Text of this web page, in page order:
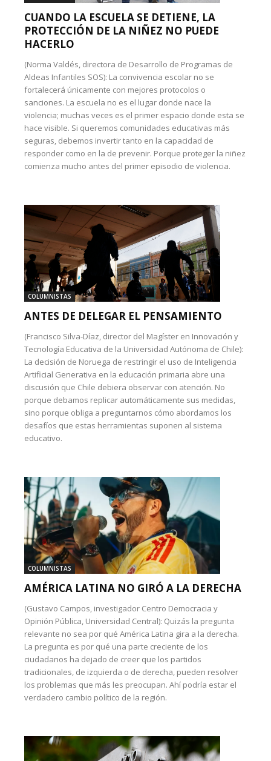
CUANDO LA ESCUELA SE DETIENE, LA
PROTECCIÓN DE LA NIÑEZ NO PUEDE
HACERLO
(Norma Valdés, directora de Desarrollo de Programas de
Aldeas Infantiles SOS): La convivencia escolar no se
fortalecerá únicamente con mejores protocolos o
sanciones. La escuela no es el lugar donde nace la
violencia; muchas veces es el primer espacio donde esta se
hace visible. Si queremos comunidades educativas más
seguras, debemos invertir tanto en la capacidad de
responder como en la de prevenir. Porque proteger la niñez
comienza mucho antes del primer episodio de violencia.
COLUMNISTAS
ANTES DE DELEGAR EL PENSAMIENTO
(Francisco Silva-Díaz, director del Magíster en Innovación y
Tecnología Educativa de la Universidad Autónoma de Chile):
La decisión de Noruega de restringir el uso de Inteligencia
Artificial Generativa en la educación primaria abre una
discusión que Chile debiera observar con atención. No
porque debamos replicar automáticamente sus medidas,
sino porque obliga a preguntarnos cómo abordamos los
desafíos que estas herramientas suponen al sistema
educativo.
COLUMNISTAS
AMÉRICA LATINA NO GIRÓ A LA DERECHA
(Gustavo Campos, investigador Centro Democracia y
Opinión Pública, Universidad Central): Quizás la pregunta
relevante no sea por qué América Latina gira a la derecha.
La pregunta es por qué una parte creciente de los
ciudadanos ha dejado de creer que los partidos
tradicionales, de izquierda o de derecha, pueden resolver
los problemas que más les preocupan. Ahí podría estar el
verdadero cambio político de la región.